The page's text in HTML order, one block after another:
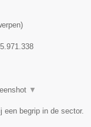
)
▼
een begrip in de sector.